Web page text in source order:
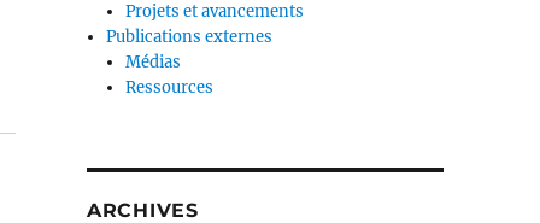
Projets et avancements
Publications externes
Médias
Ressources
ARCHIVES